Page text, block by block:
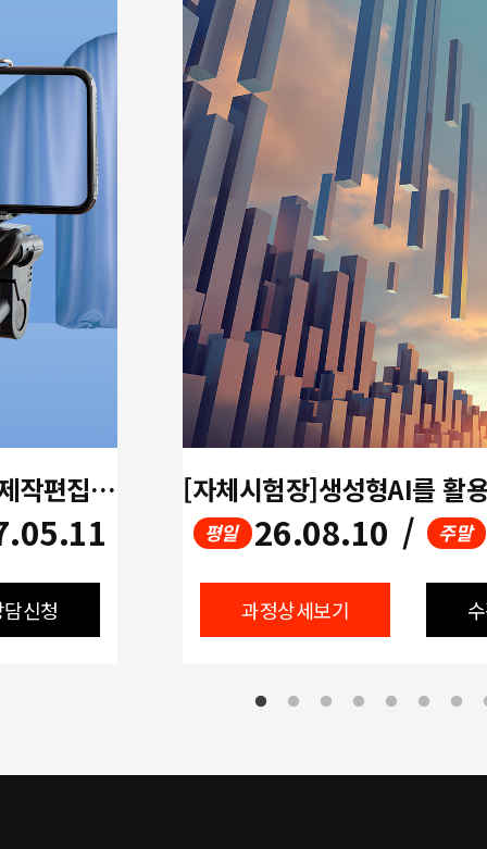
[멀티미디어]생성형AI활용 영상제작편집(UI/UX디자인,프리미어,에프터이펙트,ChatGPT)
신청
평일 26.08.10 / 주말
과정상세보기